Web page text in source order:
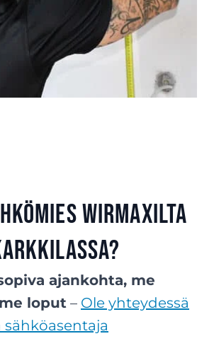
Wirmaxilta
ajankohta, me
loput – Ole yhteydessä
sähköasentaja